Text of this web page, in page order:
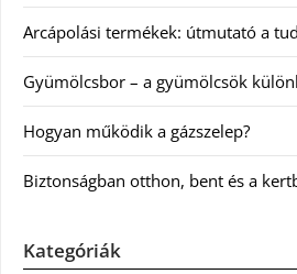
Arcápolási termékek: útmutató a
Gyümölcsbor – a gyümölcsök
Hogyan működik a gázszelep?
Biztonságban otthon, bent és a
Kategóriák